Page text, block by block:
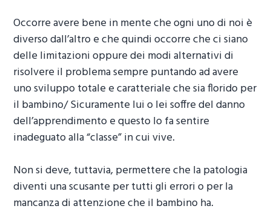
Occorre avere bene in mente che ogni uno di noi è
diverso dall’altro e che quindi occorre che ci siano
delle limitazioni oppure dei modi alternativi di
risolvere il problema sempre puntando ad avere
uno sviluppo totale e caratteriale che sia florido per
il bambino/ Sicuramente lui o lei soffre del danno
dell’apprendimento e questo lo fa sentire
inadeguato alla “classe” in cui vive.
Non si deve, tuttavia, permettere che la patologia
diventi una scusante per tutti gli errori o per la
mancanza di attenzione che il bambino ha.